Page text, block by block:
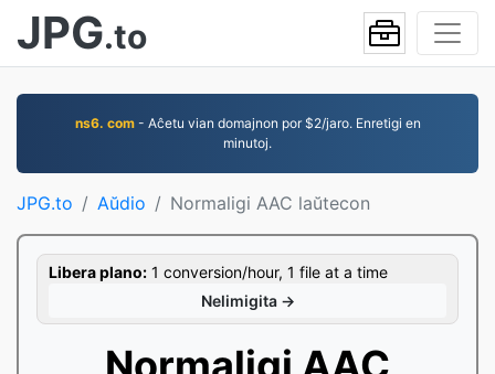
JPG.to
ns6. com- Aĉetu vian domajnon por $2/jaro. Enretigi en
minutoj.
JPG.to Aŭdio Normaligi AAC laŭtecon
Libera plano: 1 conversion/hour, 1 file at a time
Nelimigita →